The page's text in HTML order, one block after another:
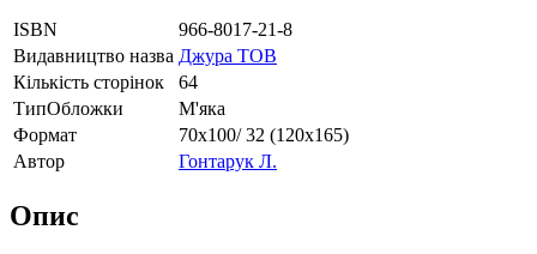
ISBN
966-8017-21-8
Видавництво назва Джура ТОВ
Кількість сторінок
64
ТипОбложки
М'яка
Формат
70х100/ 32 (120х165)
Автор
Гонтарук Л.
Опис